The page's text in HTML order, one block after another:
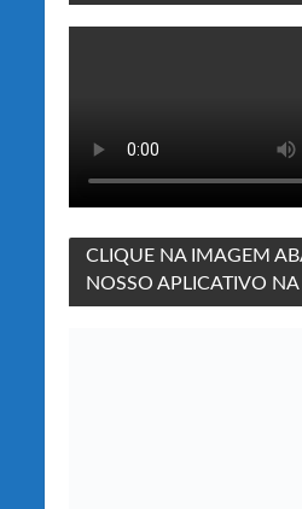
CLIQUE NA IMAGEM
NOSSO APLICATIVO